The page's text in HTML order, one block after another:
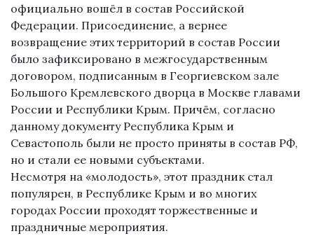
официально вошёл в состав Российской
Федерации. Присоединение, а вернее
возвращение этих территорий в состав России
было зафиксировано в межгосударственным
договором, подписанным в Георгиевском зале
Большого Кремлевского дворца в Москве главами
России и Республики Крым. Причём, согласно
данному документу Республика Крым и
Севастополь были не просто приняты в состав РФ,
но и стали ее новыми субъектами.
Несмотря на «молодость», этот праздник стал
популярен, в Республике Крым и во многих
городах России проходят торжественные и
праздничные мероприятия.